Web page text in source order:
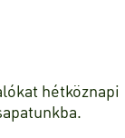
hétköznapi